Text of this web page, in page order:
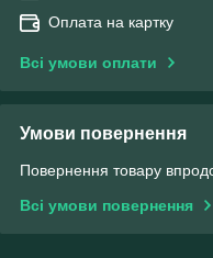
Оплата на картку
Всі умови оплати
Умови повернення
Повернення товару
Всі умови повернення